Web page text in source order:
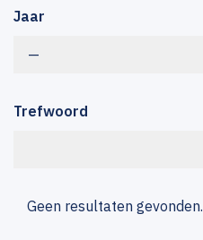
Jaar
—
Trefwoord
Geen resultaten gevonden.